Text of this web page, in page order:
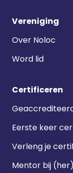
Vereniging
Over Noloc
Word lid
Certificeren
Eerste keer
Verleng je
Mentor bij